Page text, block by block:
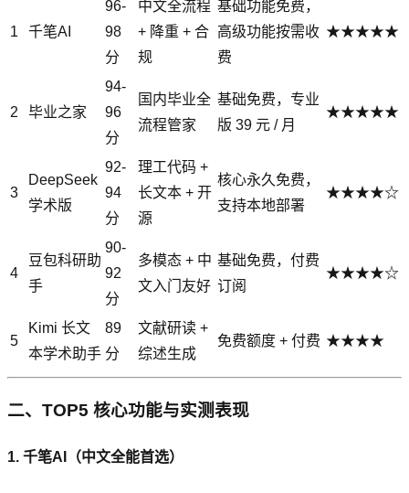
1 千笔AI
96-
98
分
中文全流程
+ 降重 + 合
规
基础功能免费，
高级功能按需收
费
★★★★★
2 毕业之家
94-
96
分
国内毕业全
流程管家
基础免费，专业
版 39 元 / 月
★★★★★
3
DeepSeek
学术版
92-
94
分
理工代码 +
长文本 + 开
源
核心永久免费，
支持本地部署
★★★★☆
4
豆包科研助
手
90-
92
分
多模态 + 中
文入门友好
基础免费，付费
订阅
★★★★☆
5
Kimi 长文
本学术助手
89
分
文献研读 +
综述生成
免费额度 + 付费 ★★★★
二、TOP5 核心功能与实测表现
1. 千笔AI（中文全能首选）